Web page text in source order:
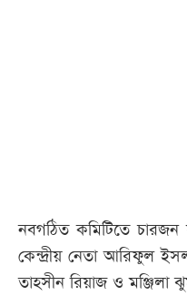
নবগঠিত কমিটিতে চারজন
কেন্দ্রীয় নেতা আরিফুল
তাহসীন রিয়াজ ও মঞ্জিলা